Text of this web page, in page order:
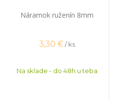
Náramok ruženín 8mm
3,30 € / ks
Na sklade - do 48h u teba